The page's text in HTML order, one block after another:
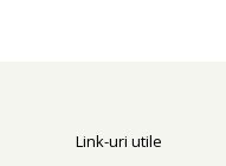
Link-uri utile